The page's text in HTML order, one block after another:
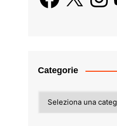
Categorie